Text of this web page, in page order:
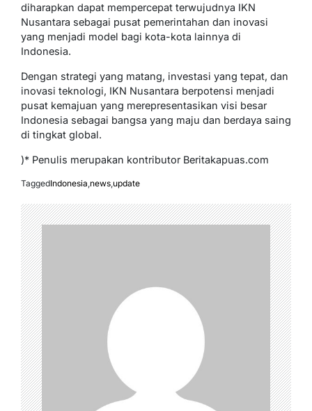
diharapkan dapat mempercepat terwujudnya IKN
Nusantara sebagai pusat pemerintahan dan inovasi
yang menjadi model bagi kota-kota lainnya di
Indonesia.
Dengan strategi yang matang, investasi yang tepat, dan
inovasi teknologi, IKN Nusantara berpotensi menjadi
pusat kemajuan yang merepresentasikan visi besar
Indonesia sebagai bangsa yang maju dan berdaya saing
di tingkat global.
)* Penulis merupakan kontributor Beritakapuas.com
TaggedIndonesia,news,update